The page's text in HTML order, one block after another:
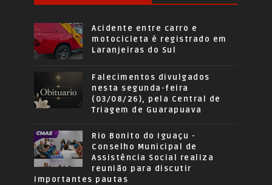
Acidente entre carro e
motocicleta é registrado em
Laranjeiras do Sul
Falecimentos divulgados
nesta segunda-feira
(03/08/26), pela Central de
Triagem de Guarapuava
Rio Bonito do Iguaçu -
Conselho Municipal de
Assistência Social realiza
reunião para discutir
importantes pautas